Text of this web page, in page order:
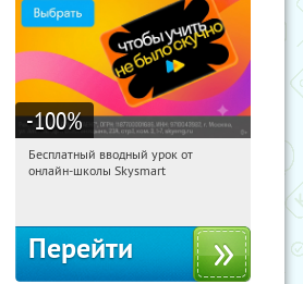
-100%
10:54:31
Получи первым!
Бесплатный вводный урок от
онлайн-школы Skysmart
Перейти